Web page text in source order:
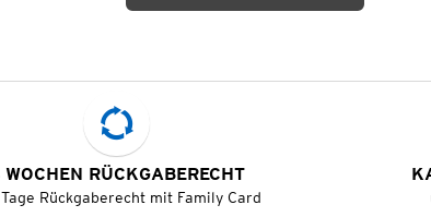
RÜCKGABERECHT
Rückgaberecht mit Family Card